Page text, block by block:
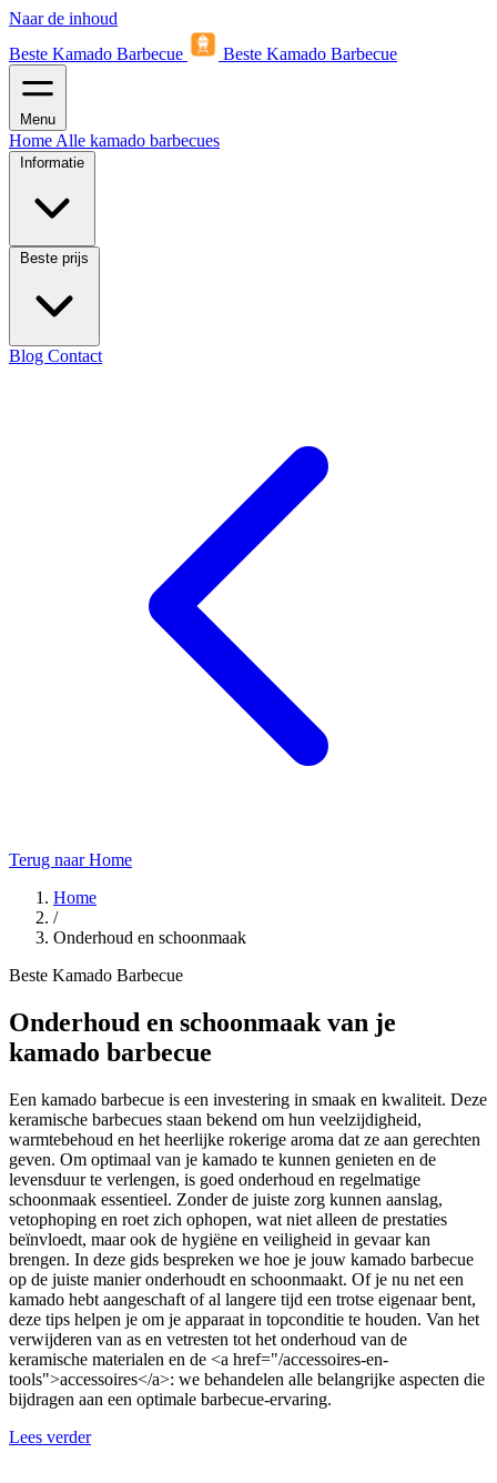
Naar de inhoud
Beste Kamado Barbecue
Beste Kamado Barbecue
Menu
Home Alle kamado barbecues
Informatie
Beste prijs
Blog Contact
Terug naar Home
Home
/
Onderhoud en schoonmaak
Beste Kamado Barbecue
Onderhoud en schoonmaak van je
kamado barbecue
Een kamado barbecue is een investering in smaak en kwaliteit. Deze
keramische barbecues staan bekend om hun veelzijdigheid,
warmtebehoud en het heerlijke rokerige aroma dat ze aan gerechten
geven. Om optimaal van je kamado te kunnen genieten en de
levensduur te verlengen, is goed onderhoud en regelmatige
schoonmaak essentieel. Zonder de juiste zorg kunnen aanslag,
vetophoping en roet zich ophopen, wat niet alleen de prestaties
beïnvloedt, maar ook de hygiëne en veiligheid in gevaar kan
brengen. In deze gids bespreken we hoe je jouw kamado barbecue
op de juiste manier onderhoudt en schoonmaakt. Of je nu net een
kamado hebt aangeschaft of al langere tijd een trotse eigenaar bent,
deze tips helpen je om je apparaat in topconditie te houden. Van het
verwijderen van as en vetresten tot het onderhoud van de
keramische materialen en de <a href="/accessoires-en-
tools">accessoires</a>: we behandelen alle belangrijke aspecten die
bijdragen aan een optimale barbecue-ervaring.
Lees verder